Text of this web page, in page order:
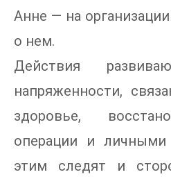
Анне — на
о нем.
Действия
напряженности,
здоровье,
операции и
этим следят и